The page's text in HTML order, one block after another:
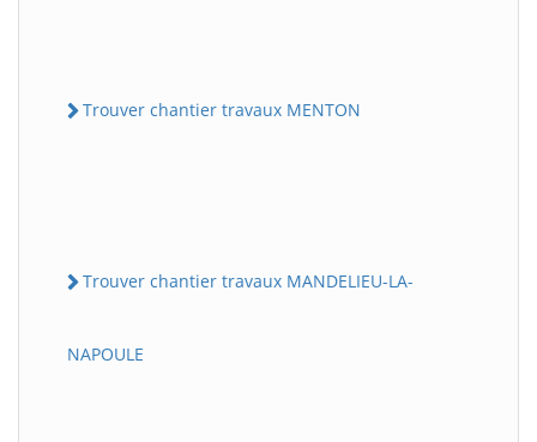
Trouver chantier travaux MENTON
Trouver chantier travaux MANDELIEU-LA-
NAPOULE